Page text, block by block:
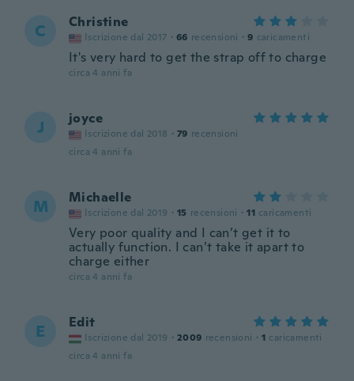
C Christine
Iscrizione dal 2017 · 66 recensioni · 9 caricamenti
It's very hard to get the strap off to charge
circa 4 anni fa
J joyce
Iscrizione dal 2018 · 79 recensioni
circa 4 anni fa
M Michaelle
Iscrizione dal 2019 · 15 recensioni · 11 caricamenti
Very poor quality and I can’t get it to
actually function. I can’t take it apart to
charge either
circa 4 anni fa
E Edit
Iscrizione dal 2019 · 2009 recensioni · 1 caricamenti
circa 4 anni fa